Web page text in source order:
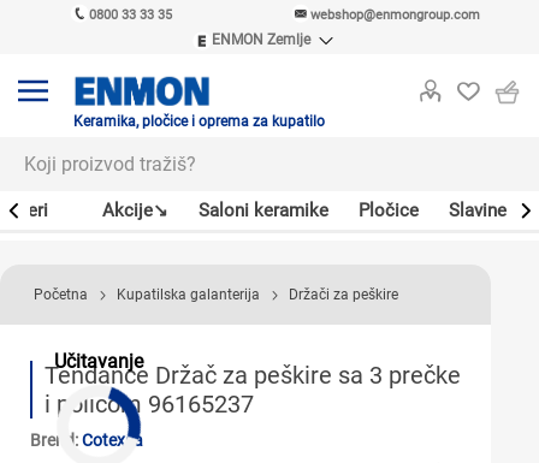
0800 33 33 35 webshop@enmongroup.com
ENMON Zemlje
ENMON MKD
Keramika, pločice i oprema za kupatilo
Akcije↘ Saloni keramike Pločice Slavine
Učitavanje
Početna Kupatilska galanterija Držači za peškire
Tendance Držač za peškire sa 3 prečke
i policom 96165237
Brend:Cotexsa